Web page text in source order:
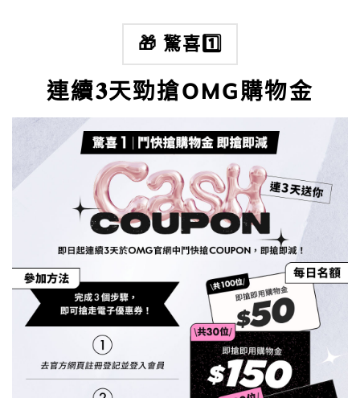
🎁 驚喜1️⃣
連續𝟑天勁搶OMG購物金